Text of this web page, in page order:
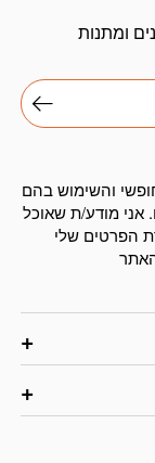
ומתנות
והשימוש בהם
אני מודע/ת שאוכל
הפרטים שלי